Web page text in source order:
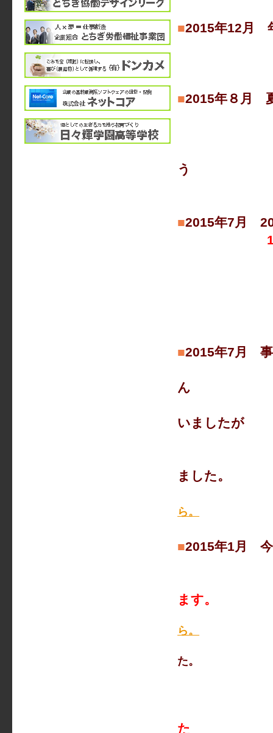
■2015年12月
■2015年８月
う
■2015年7月
■2015年7月
ん
いましたが
ました。
ら。
■2015年1月 今
ます。
ら。
た。
た